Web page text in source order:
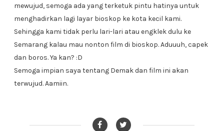
mewujud, semoga ada yang terketuk pintu hatinya untuk
menghadirkan lagi layar bioskop ke kota kecil kami.
Sehingga kami tidak perlu lari-lari atau engklek dulu ke
Semarang kalau mau nonton film di bioskop. Aduuuh, capek
dan boros. Ya kan? :D
Semoga impian saya tentang Demak dan film ini akan
terwujud. Aamiin.